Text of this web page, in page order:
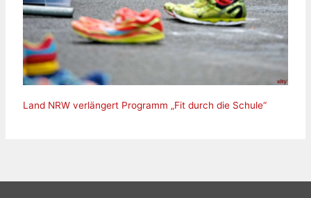
Land NRW verlängert Programm „Fit durch die Schule“